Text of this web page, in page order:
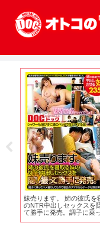
妹売ります。 姉の彼氏を
のNTR中出しセックスを
て勝手に発売。調子に乗